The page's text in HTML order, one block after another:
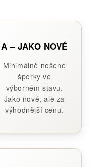
A – JAKO NOVÉ
Minimálně nošené
šperky ve
výborném stavu.
Jako nové, ale za
výhodnější cenu.